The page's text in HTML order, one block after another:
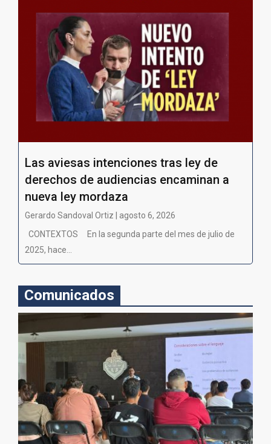
Las aviesas intenciones tras ley de
derechos de audiencias encaminan a
nueva ley mordaza
Gerardo Sandoval Ortiz | agosto 6, 2026
CONTEXTOS En la segunda parte del mes de julio de
2025, hace...
Comunicados